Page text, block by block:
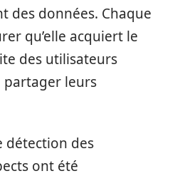
des données. Chaque
qu’elle acquiert le
des utilisateurs
partager leurs
détection des
ont été